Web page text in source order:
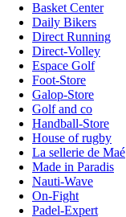
Basket Center
Daily Bikers
Direct Running
Direct-Volley
Espace Golf
Foot-Store
Galop-Store
Golf and co
Handball-Store
House of rugby
La sellerie de Maé
Made in Paradis
Nauti-Wave
On-Fight
Padel-Expert